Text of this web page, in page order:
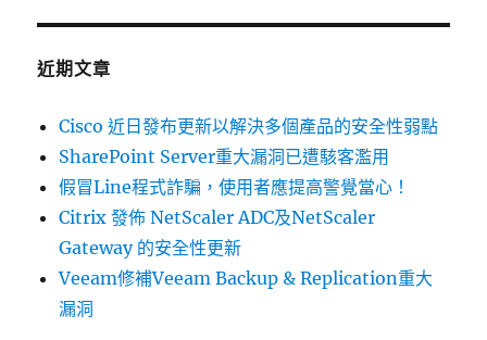
鍵
近期文章
Cisco 近日發布更新以解決多個產品的安全性弱點
SharePoint Server重大漏洞已遭駭客濫用
假冒Line程式詐騙，使用者應提高警覺當心！
Citrix 發佈 NetScaler ADC及NetScaler
Gateway 的安全性更新
Veeam修補Veeam Backup & Replication重大
漏洞